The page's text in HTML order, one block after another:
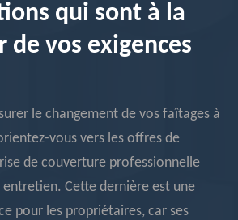
qui sont à la
de vos exigences
le changement de vos faîtages à
vous vers les offres de
de couverture professionnelle
entretien. Cette dernière est une
pour les propriétaires, car ses